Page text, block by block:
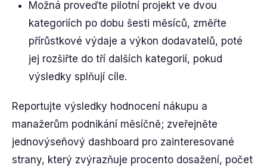
Možná proveďte pilotní projekt ve dvou
kategoriích po dobu šesti měsíců, změřte
přírůstkové výdaje a výkon dodavatelů, poté
jej rozšiřte do tří dalších kategorií, pokud
výsledky splňují cíle.
Reportujte výsledky hodnocení nákupu a
manažerům podnikání měsíčně; zveřejněte
jednovýseñový dashboard pro zainteresované
strany, který zvýrazňuje procento dosažení, počet